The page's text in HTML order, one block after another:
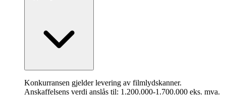
Konkurransen gjelder levering av filmlydskanner.
Anskaffelsens verdi anslås til: 1.200.000-1.700.000 eks. mva.